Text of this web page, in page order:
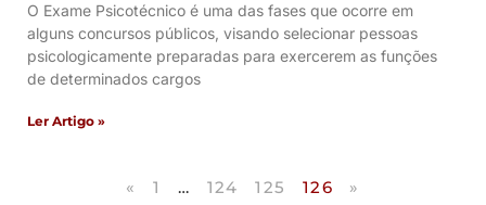
O Exame Psicotécnico é uma das fases que ocorre em
alguns concursos públicos, visando selecionar pessoas
psicologicamente preparadas para exercerem as funções
de determinados cargos
Ler Artigo »
« 1 … 124 125 126 »